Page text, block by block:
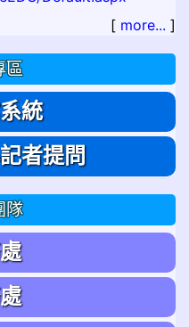
[ more... ]
區
統
者提問
隊